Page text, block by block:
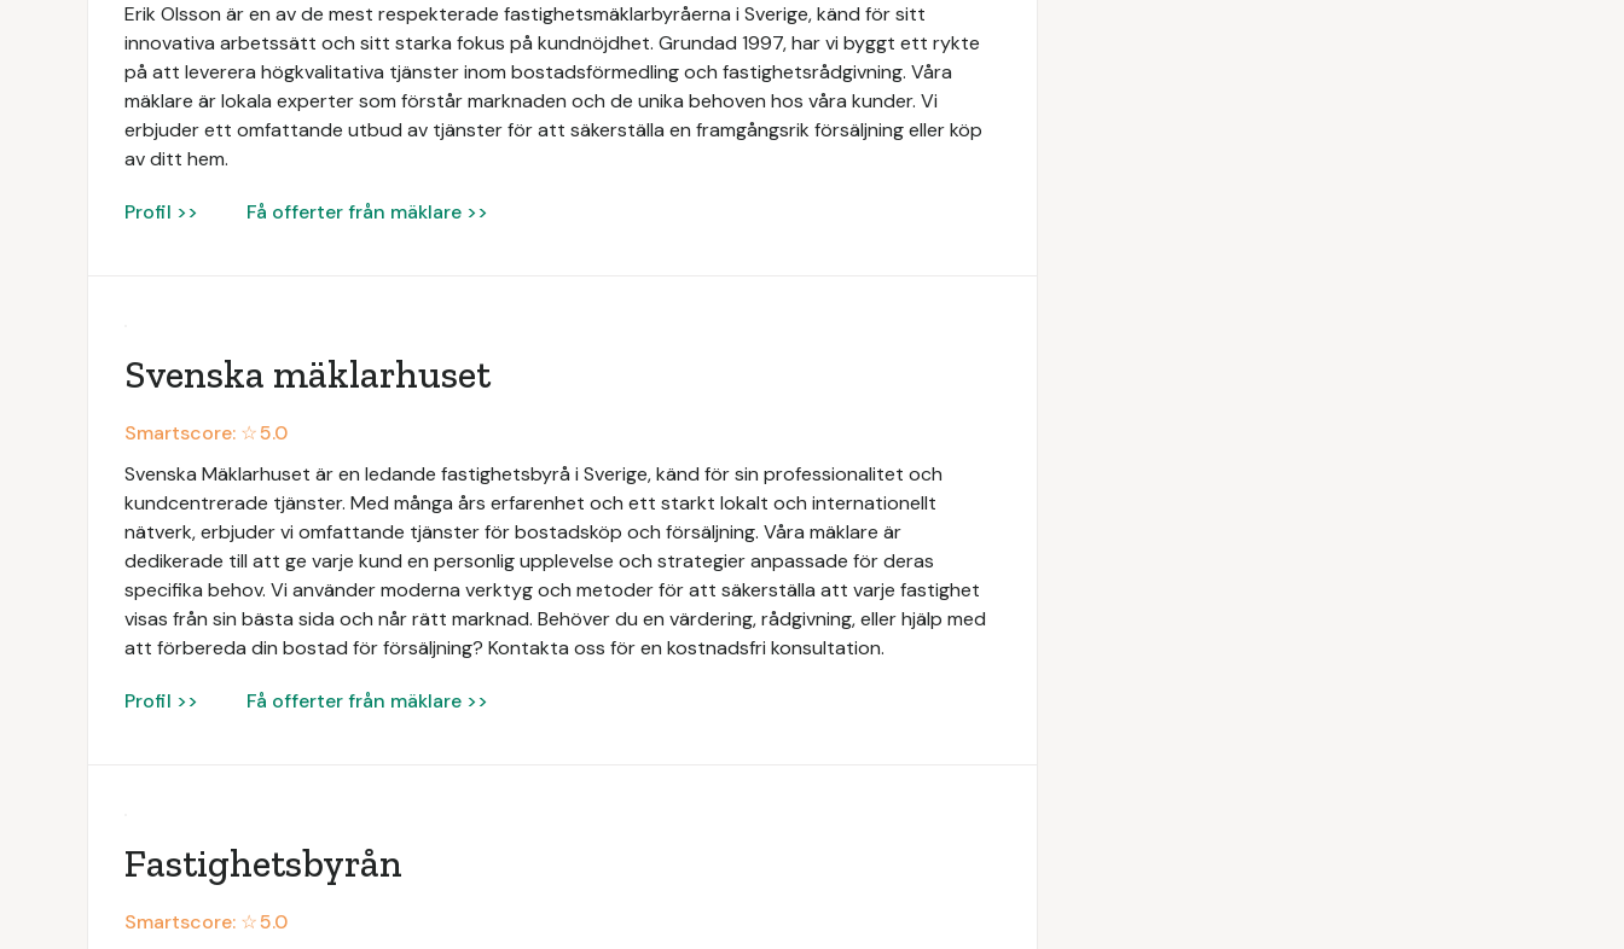
Erik Olsson är en av de mest respekterade fastighetsmäklarbyråerna i Sverige, känd för sitt
innovativa arbetssätt och sitt starka fokus på kundnöjdhet. Grundad 1997, har vi byggt ett rykte
på att leverera högkvalitativa tjänster inom bostadsförmedling och fastighetsrådgivning. Våra
mäklare är lokala experter som förstår marknaden och de unika behoven hos våra kunder. Vi
erbjuder ett omfattande utbud av tjänster för att säkerställa en framgångsrik försäljning eller köp
av ditt hem.
Profil >> Få offerter från mäklare >>
Svenska mäklarhuset
Smartscore: ☆5.0
Svenska Mäklarhuset är en ledande fastighetsbyrå i Sverige, känd för sin professionalitet och
kundcentrerade tjänster. Med många års erfarenhet och ett starkt lokalt och internationellt
nätverk, erbjuder vi omfattande tjänster för bostadsköp och försäljning. Våra mäklare är
dedikerade till att ge varje kund en personlig upplevelse och strategier anpassade för deras
specifika behov. Vi använder moderna verktyg och metoder för att säkerställa att varje fastighet
visas från sin bästa sida och når rätt marknad. Behöver du en värdering, rådgivning, eller hjälp med
att förbereda din bostad för försäljning? Kontakta oss för en kostnadsfri konsultation.
Profil >> Få offerter från mäklare >>
Fastighetsbyrån
Smartscore: ☆5.0